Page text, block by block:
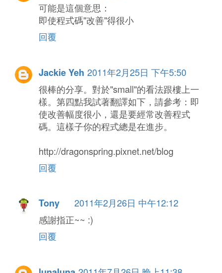
可能是這個意思：
即使程式碼"改善"得很小
回覆
Jackie Yeh 2011年2月25日 下午5:50
很棒的分享。對於"small"的看法跟樓上一
樣。第四點我試著翻譯如下，請參考：即
使改善幅度很小，還是要經常改善程式
碼。這樣子你的程式總是在進步。
http://dragonspring.pixnet.net/blog
回覆
Tony
2011年2月26日 中午12:12
感謝指正~~ :)
回覆